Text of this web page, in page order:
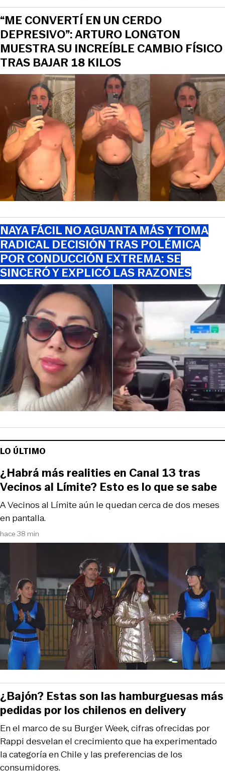
“ME CONVERTÍ EN UN CERDO
DEPRESIVO”: ARTURO LONGTON
MUESTRA SU INCREÍBLE CAMBIO FÍSICO
TRAS BAJAR 18 KILOS
NAYA FÁCIL NO AGUANTA MÁS Y TOMA
RADICAL DECISIÓN TRAS POLÉMICA
POR CONDUCCIÓN EXTREMA: SE
SINCERÓ Y EXPLICÓ LAS RAZONES
LO ÚLTIMO
hace 38 min
A Vecinos al Límite aún le quedan cerca de dos meses
en pantalla.
¿Habrá más realities en Canal 13 tras
Vecinos al Límite? Esto es lo que se sabe
En el marco de su Burger Week, cifras ofrecidas por
Rappi desvelan el crecimiento que ha experimentado
la categoría en Chile y las preferencias de los
consumidores.
¿Bajón? Estas son las hamburguesas más
pedidas por los chilenos en delivery